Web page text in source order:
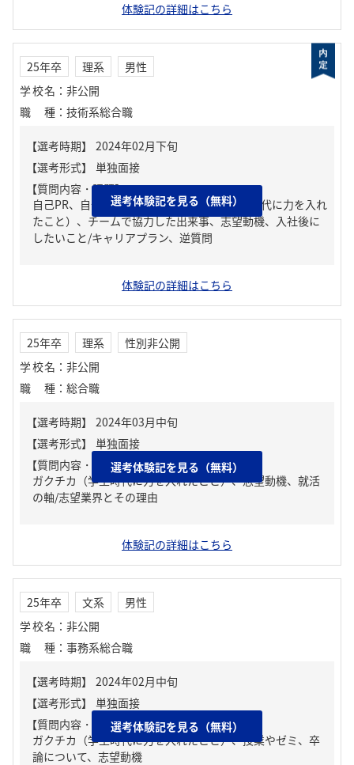
体験記の詳細はこちら
25年卒 理系
男性
学校名 ： 非公開
職種 ： 技術系総合職
【質問内容・課題】
自己PR、自分の強み/弱み、ガクチカ（学生時代に力を入れ
たこと）、チームで協力した出来事、志望動機、入社後に
したいこと/キャリアプラン、逆質問
選考体験記を見る（無料）
体験記の詳細はこちら
25年卒 理系
性別非公開
学校名 ： 非公開
職種 ： 総合職
【質問内容・課題】
ガクチカ（学生時代に力を入れたこと）、志望動機、就活
の軸/志望業界とその理由
選考体験記を見る（無料）
体験記の詳細はこちら
25年卒 文系
男性
学校名 ： 非公開
職種 ： 事務系総合職
【質問内容・課題】
ガクチカ（学生時代に力を入れたこと）、授業やゼミ、卒
論について、志望動機
選考体験記を見る（無料）